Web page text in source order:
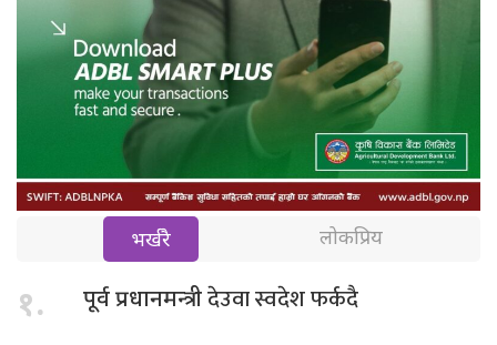
भर्खरै लोकप्रिय
१. पूर्व प्रधानमन्त्रीदेउवा स्वदेश फर्कदै